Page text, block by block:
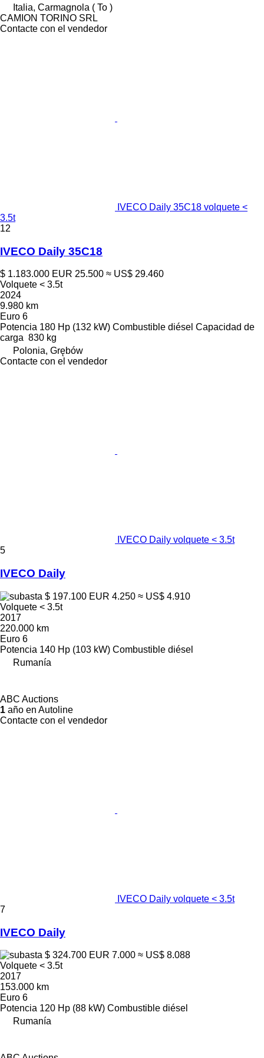
Italia, Carmagnola ( To )
CAMION TORINO SRL
Contacte con el vendedor
IVECO Daily 35C18 volquete <
3.5t
12
IVECO Daily 35C18
$ 1.183.000 EUR 25.500 ≈ US$ 29.460
Volquete < 3.5t
2024
9.980 km
Euro 6
Potencia 180 Hp (132 kW) Combustible diésel Capacidad de
carga 830 kg
Polonia, Grębów
Contacte con el vendedor
IVECO Daily volquete < 3.5t
5
IVECO Daily
$ 197.100 EUR 4.250 ≈ US$ 4.910
Volquete < 3.5t
2017
220.000 km
Euro 6
Potencia 140 Hp (103 kW) Combustible diésel
Rumanía
ABC Auctions
1 año en Autoline
Contacte con el vendedor
IVECO Daily volquete < 3.5t
7
IVECO Daily
$ 324.700 EUR 7.000 ≈ US$ 8.088
Volquete < 3.5t
2017
153.000 km
Euro 6
Potencia 120 Hp (88 kW) Combustible diésel
Rumanía